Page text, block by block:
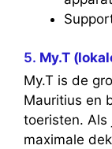
5. My.T
My.T is de
Mauritius en
toeristen.
maximale